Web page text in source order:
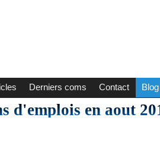
Derniers coms Contact Blog
d'emplois en aout